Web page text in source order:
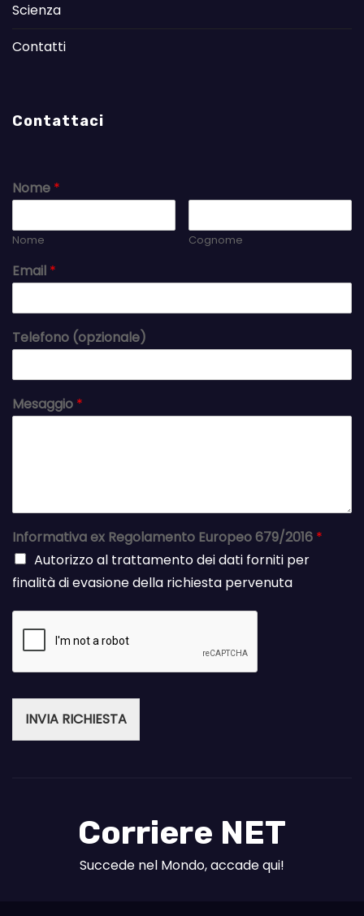
Scienza
Contatti
Contattaci
Nome *
Nome Cognome
Email *
Telefono (opzionale)
Mesaggio *
Informativa ex Regolamento Europeo 679/2016 *
Autorizzo al trattamento dei dati forniti per
finalità di evasione della richiesta pervenuta
INVIA RICHIESTA
Corriere NET
Succede nel Mondo, accade qui!